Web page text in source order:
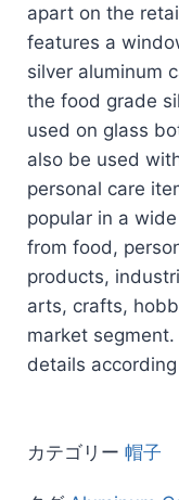
apart on the
features a
silver aluminum
the food grade
used on glass
also be used
personal care
popular in a
from food,
products,
arts, crafts,
market
details
カテゴリー 帽子